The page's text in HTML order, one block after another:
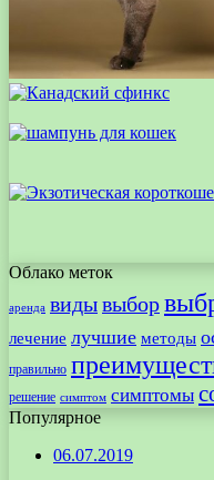
Облако меток
аренда видывыбор
лечение лучшие методы
правильно
решение симптом симптомы
Популярное
06.07.2019